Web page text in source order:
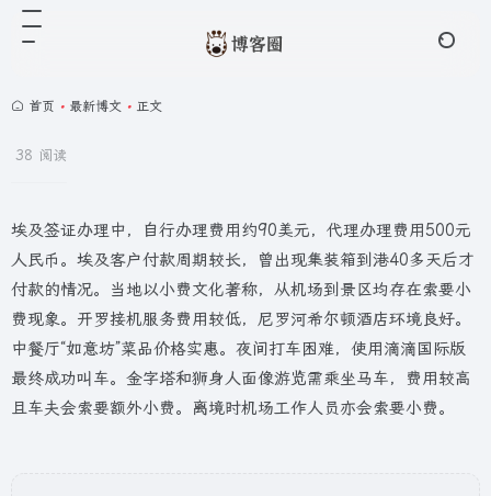
首页 • 最新博文 • 正文
38 阅读
埃及签证办理中，自行办理费用约90美元，代理办理费用500元
人民币。埃及客户付款周期较长，曾出现集装箱到港40多天后才
付款的情况。当地以小费文化著称，从机场到景区均存在索要小
费现象。开罗接机服务费用较低，尼罗河希尔顿酒店环境良好。
中餐厅“如意坊”菜品价格实惠。夜间打车困难，使用滴滴国际版
最终成功叫车。金字塔和狮身人面像游览需乘坐马车，费用较高
且车夫会索要额外小费。离境时机场工作人员亦会索要小费。